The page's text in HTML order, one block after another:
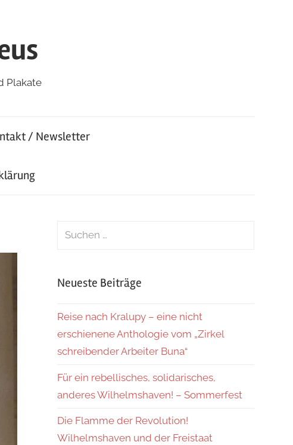
Plakate
/ Newsletter
Suchen
Neueste Beiträge
Reise nach Kralupy – eine nicht
erschienene Anthologie vom „Zirkel
schreibender Arbeiter Buna“
Für ein rebellisches, solidarisches,
anderes Wilhelmshaven! – Sommerfest
Die Flamme der Revolution!
Wilhelmshaven und der Freistaat